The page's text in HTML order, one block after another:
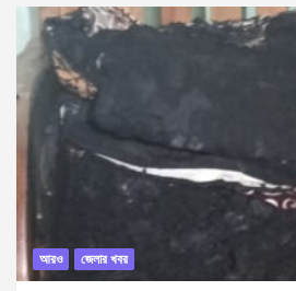
আরও জেলার খবর